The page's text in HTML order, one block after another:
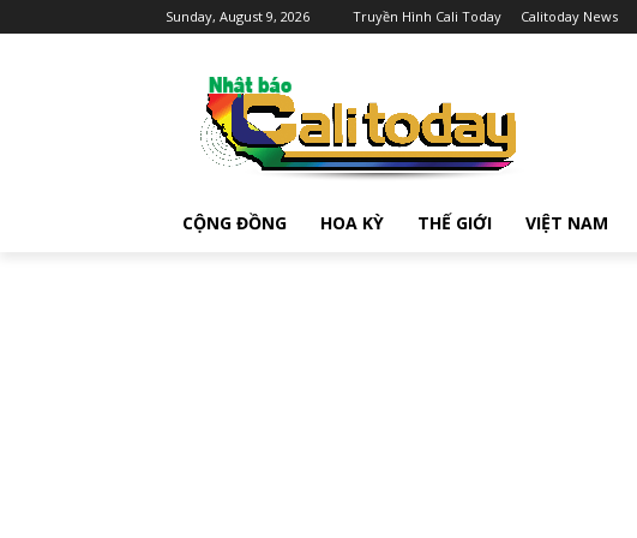
Sunday, August 9, 2026 Truyền Hình Cali Today Calitoday News
CỘNG ĐỒNG HOA KỲ THẾ GIỚI VIỆT NAM